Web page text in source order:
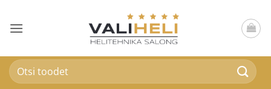
content
Otsi: